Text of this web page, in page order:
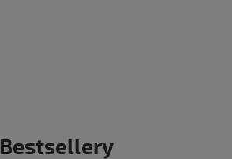
Bestsellery